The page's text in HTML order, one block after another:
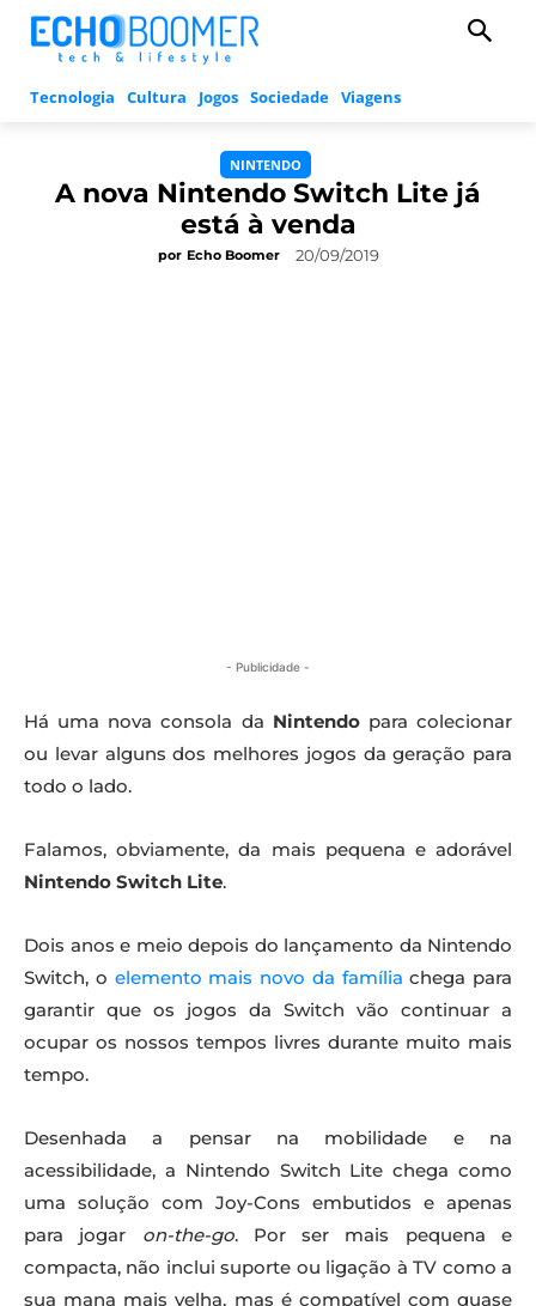
Tecnologia Cultura Jogos Sociedade Viagens
NINTENDO
A nova Nintendo Switch Lite já
está à venda
por Echo Boomer 20/09/2019
- Publicidade -
Há uma nova consola da Nintendo para colecionar
ou levar alguns dos melhores jogos da geração para
todo o lado.
Falamos, obviamente, da mais pequena e adorável
Nintendo Switch Lite.
Dois anos e meio depois do lançamento da Nintendo
Switch, o elemento mais novo da família chega para
garantir que os jogos da Switch vão continuar a
ocupar os nossos tempos livres durante muito mais
tempo.
Desenhada a pensar na mobilidade e na
acessibilidade, a Nintendo Switch Lite chega como
uma solução com Joy-Cons embutidos e apenas
para jogar on-the-go. Por ser mais pequena e
compacta, não inclui suporte ou ligação à TV como a
sua mana mais velha, mas é compatível com quase